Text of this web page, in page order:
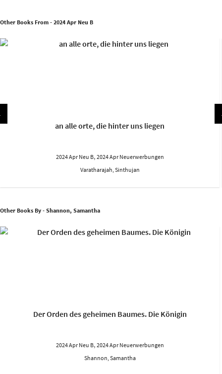
Other Books From - 2024 Apr Neu B
an alle orte, die hinter uns liegen
2024 Apr Neu B, 2024 Apr Neuerwerbungen
Varatharajah, Sinthujan
Other Books By - Shannon, Samantha
Der Orden des geheimen Baumes. Die Königin
2024 Apr Neu B, 2024 Apr Neuerwerbungen
Shannon, Samantha